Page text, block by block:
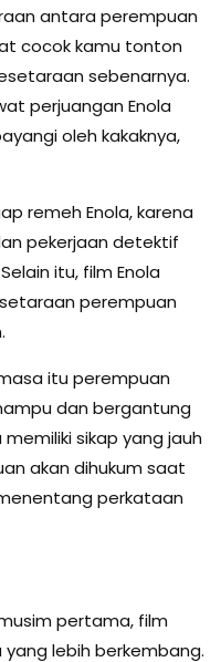
antara perempuan
cocok kamu tonton
sebenarnya.
perjuangan Enola
oleh kakaknya,
remeh Enola, karena
pekerjaan detektif
itu, film Enola
perempuan
itu perempuan
dan bergantung
sikap yang jauh
akan dihukum saat
perkataan
pertama, film
lebih berkembang.